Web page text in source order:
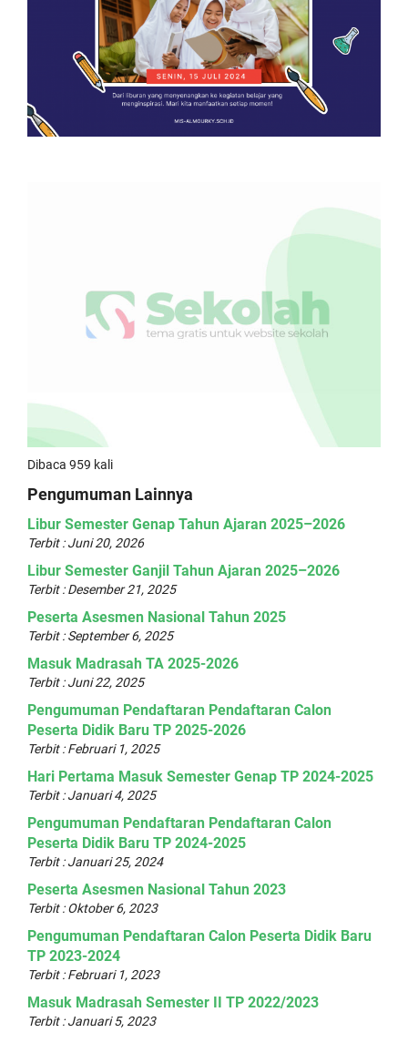
Dibaca 959 kali
Pengumuman Lainnya
Libur Semester Genap Tahun Ajaran 2025–2026
Terbit : Juni 20, 2026
Libur Semester Ganjil Tahun Ajaran 2025–2026
Terbit : Desember 21, 2025
Peserta Asesmen Nasional Tahun 2025
Terbit : September 6, 2025
Masuk Madrasah TA 2025-2026
Terbit : Juni 22, 2025
Pengumuman Pendaftaran Pendaftaran Calon
Peserta Didik Baru TP 2025-2026
Terbit : Februari 1, 2025
Hari Pertama Masuk Semester Genap TP 2024-2025
Terbit : Januari 4, 2025
Pengumuman Pendaftaran Pendaftaran Calon
Peserta Didik Baru TP 2024-2025
Terbit : Januari 25, 2024
Peserta Asesmen Nasional Tahun 2023
Terbit : Oktober 6, 2023
Pengumuman Pendaftaran Calon Peserta Didik Baru
TP 2023-2024
Terbit : Februari 1, 2023
Masuk Madrasah Semester II TP 2022/2023
Terbit : Januari 5, 2023